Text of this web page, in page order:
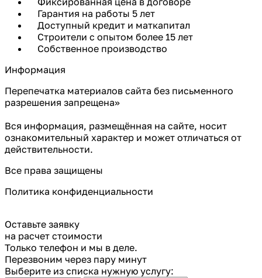
Гарантия на работы 5 лет
Доступный кредит и маткапитал
Строители с опытом более 15 лет
Собственное производство
Информация
Перепечатка материалов сайта без письменного
разрешения запрещена»
Вся информация, размещённая на сайте, носит
ознакомительный характер и может отличаться от
действительности.
Все права защищены
Политика конфиденциальности
Оставьте заявку
на расчет стоимости
Только телефон и мы в деле.
Перезвоним через пару минут
Выберите из списка нужную услугу: